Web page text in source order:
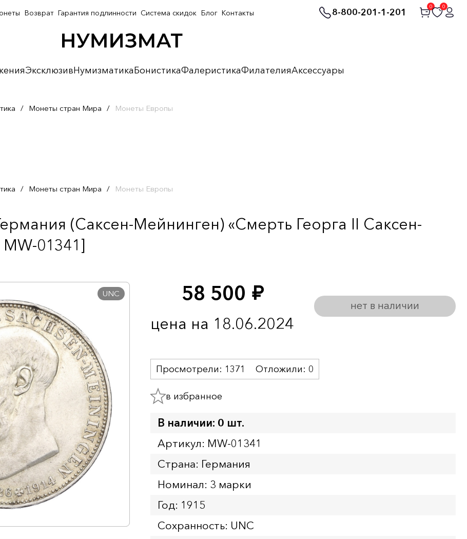
8-800-201-1-201
0 0
ЭксклюзивНумизматикаБонистикаФалеристикаФилателияАксессуары
Возврат Гарантия подлинности Система скидок Блог Контакты
/ Монеты стран Мира / Монеты Европы
/ Монеты стран Мира / Монеты Европы
(Саксен-Мейнинген) «Смерть Георга II Саксен-
01341]
UNC 58 500 руб.
цена на 18.06.2024
нет в наличии
Просмотрели: 1371 Отложили: 0
в избранное
В наличии: 0 шт.
Артикул: MW-01341
Страна: Германия
Номинал: 3 марки
Год: 1915
Сохранность: UNC